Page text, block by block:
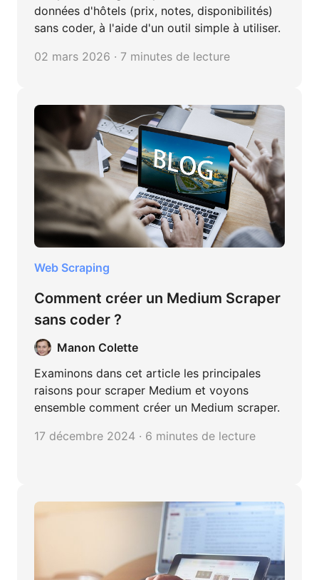
données d'hôtels (prix, notes, disponibilités)
sans coder, à l'aide d'un outil simple à utiliser.
02 mars 2026 · 7 minutes de lecture
Web Scraping
Comment créer un Medium Scraper
sans coder ?
Manon Colette
Examinons dans cet article les principales
raisons pour scraper Medium et voyons
ensemble comment créer un Medium scraper.
17 décembre 2024 · 6 minutes de lecture